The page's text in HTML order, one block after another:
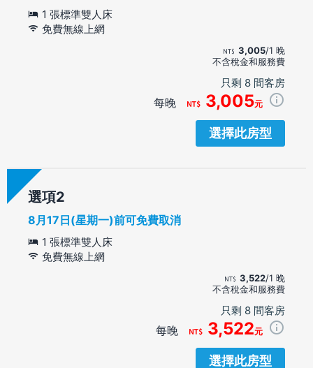
1 張標準雙人床
免費無線上網
3,005/1 晚
不含稅金和服務費
只剩 8 間客房
每晚 3,005元
選擇此房型
選項
8月17日(星期一)前可免費取消
1 張標準雙人床
免費無線上網
3,522/1 晚
不含稅金和服務費
只剩 8 間客房
每晚 3,522元
選擇此房型